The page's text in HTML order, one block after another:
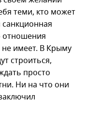
теми, кто может
санкционная
отношения
имеет. В Крыму
строиться,
просто
Ни на что они